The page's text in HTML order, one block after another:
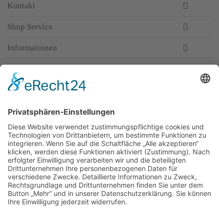
Kontakt
Shop Service
Informationen
Top-Anbieter
Spitzenqualität
Kompetente Beratung
Partner
* Alle Preise inkl. gesetzl. Mehrwertsteuer, inkl. Versandkosten